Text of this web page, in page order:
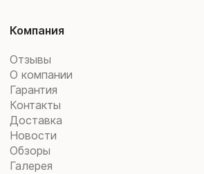
Компания
Отзывы
О компании
Гарантия
Контакты
Доставка
Новости
Обзоры
Галерея